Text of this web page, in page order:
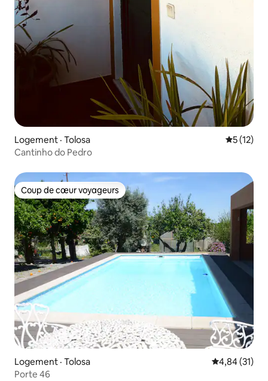
Logement · Tolosa Note
5 (12)
Cantinho do Pedro
Coup de cœur voyageurs
Coup de cœur voyageurs
Logement · Tolosa Note
4,84 (31)
Porte 46